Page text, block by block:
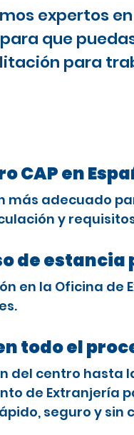
expertos
que
para
CAP en
más adecuado
y
de estancia
en la Oficina
todo el
del centro hasta
de Extranjería
seguro y sin